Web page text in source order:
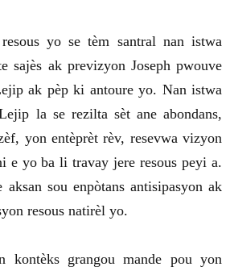
yo se tèm santral nan istwa
sajès ak previzyon Joseph pwouve
ak pèp ki antoure yo. Nan istwa
la se rezilta sèt ane abondans,
yon entèprèt rèv, resevwa vizyon
e yo ba li travay jere resous peyi a.
aksan sou enpòtans antisipasyon ak
resous natirèl yo.
kontèks grangou mande pou yon